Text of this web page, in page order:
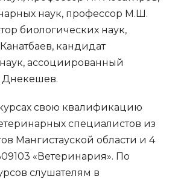
наук, профессор М.Ш.
биологических наук,
кандидат
ассоциированный
Днекешев.
свою квалификацию
специалистов из
Мангистауской области и 4
«Ветеринария». По
слушателям в